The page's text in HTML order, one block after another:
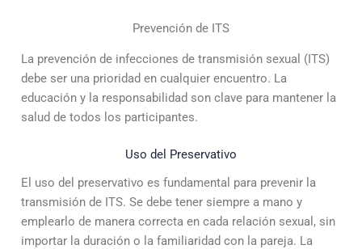
Prevención de ITS
La prevención de infecciones de transmisión sexual (ITS)
debe ser una prioridad en cualquier encuentro. La
educación y la responsabilidad son clave para mantener la
salud de todos los participantes.
Uso del Preservativo
El uso del preservativo es fundamental para prevenir la
transmisión de ITS. Se debe tener siempre a mano y
emplearlo de manera correcta en cada relación sexual, sin
importar la duración o la familiaridad con la pareja. La